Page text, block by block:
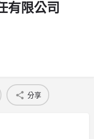
有限公司
分享